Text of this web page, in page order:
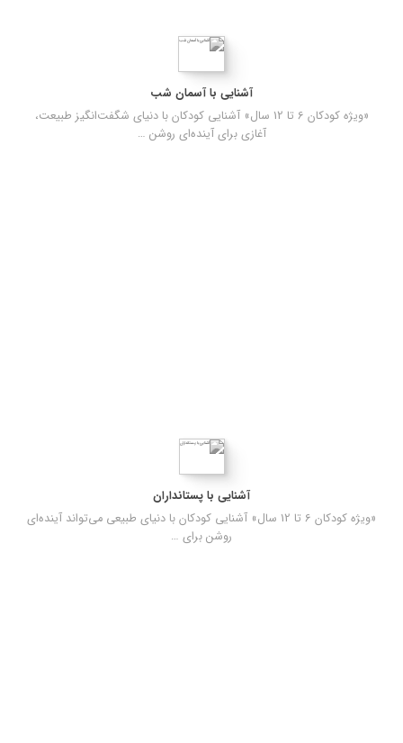
آشنایی با آسمان شب
«ویژه کودکان 6 تا 12 سال» آشنایی کودکان با دنیای شگفت‌انگیز طبیعت،
آغازی برای آینده‌ای روشن …
آشنایی با پستانداران
«ویژه کودکان 6 تا 12 سال» آشنایی کودکان با دنیای طبیعی می‌تواند آینده‌ای
روشن برای …